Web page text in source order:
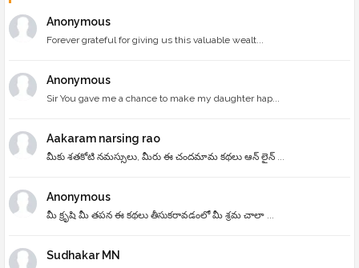
Anonymous
Forever grateful for giving us this valuable wealt...
Anonymous
Sir You gave me a chance to make my daughter hap...
Aakaram narsing rao
మీకు శతకోటి నమస్సులు, మీరు ఈ చందమామ కథలు ఆన్ లైన్ ...
Anonymous
మీ క్రృషి మీ తపన ఈ కథలు తీసుకరావడంలో మీ శ్రమ చాలా ...
Sudhakar MN